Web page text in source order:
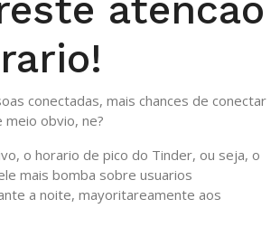
atencao
conectadas, mais chances de conectar
meio obvio, ne?
o horario de pico do Tinder, ou seja, o
mais bomba sobre usuarios
a noite, mayoritareamente aos